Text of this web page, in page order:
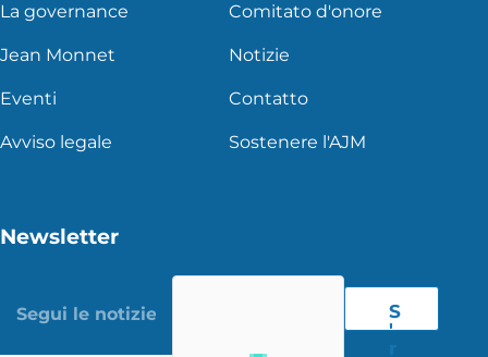
La governance Comitato d'onore
Jean Monnet Notizie
Eventi Contatto
Avviso legale Sostenere l'AJM
Newsletter
S
'